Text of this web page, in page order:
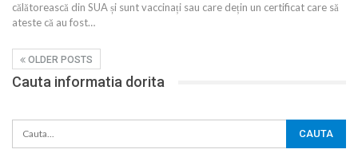
călătorească din SUA și sunt vaccinați sau care dețin un certificat care să
ateste că au fost…
OLDER POSTS
Cauta informatia dorita